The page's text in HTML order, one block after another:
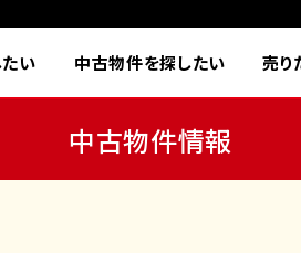
い 中古物件を探したい 売り
中古物件情報